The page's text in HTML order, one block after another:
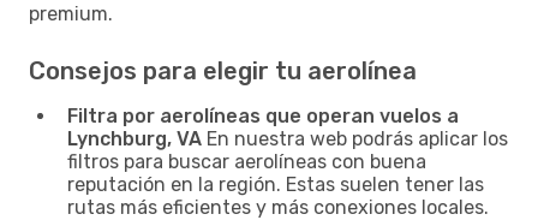
premium.
Consejos para elegir tu aerolínea
Filtra por aerolíneas que operan vuelos a
Lynchburg, VA En nuestra web podrás aplicar los
filtros para buscar aerolíneas con buena
reputación en la región. Estas suelen tener las
rutas más eficientes y más conexiones locales.